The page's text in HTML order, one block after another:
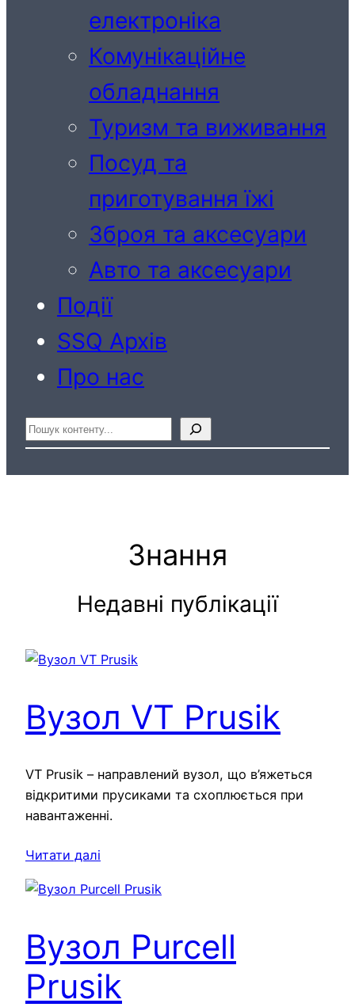
електроніка
Комунікаційне
обладнання
Туризм та виживання
Посуд та
приготування їжі
Зброя та аксесуари
Авто та аксесуари
Події
SSQ Архів
Про нас
Пошук
Знання
Недавні публікації
Вузол VT Prusik
VT Prusik – направлений вузол, що в’яжеться
відкритими прусиками та схоплюється при
навантаженні.
Читати далі
Вузол Purcell
Prusik